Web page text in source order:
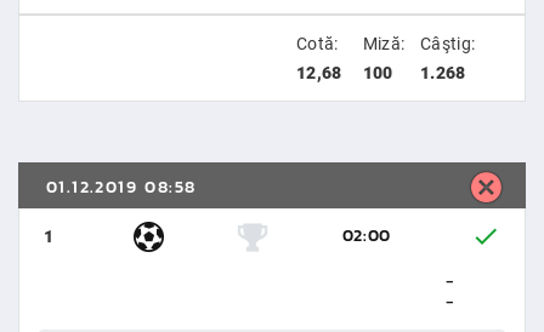
Cotă:
12,68
Miză:
100
Câştig:
1.268
01.12.2019 08:58
1
02:00
-
-